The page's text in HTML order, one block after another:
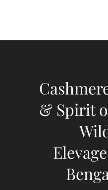
& Spirit